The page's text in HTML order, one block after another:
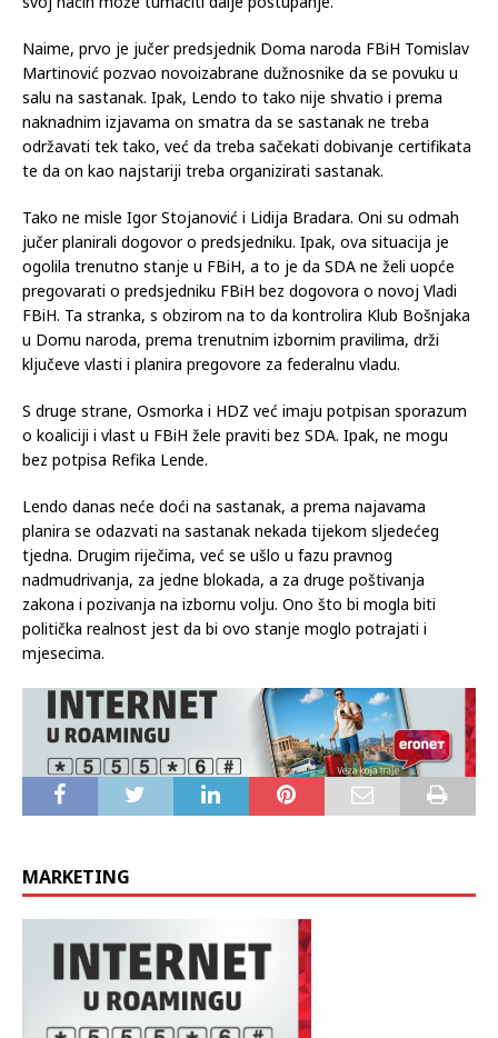
sastanak i kada ga organizira, osim što je propisano da se
troje izabranih kandidata međusobno dogovaraju tko će biti
predsjednik. To sada stvara pravnu zavrzlamu jer svatko na
svoj način može tumačiti dalje postupanje.
Naime, prvo je jučer predsjednik Doma naroda FBiH Tomislav
Martinović pozvao novoizabrane dužnosnike da se povuku u
salu na sastanak. Ipak, Lendo to tako nije shvatio i prema
naknadnim izjavama on smatra da se sastanak ne treba
održavati tek tako, već da treba sačekati dobivanje certifikata
te da on kao najstariji treba organizirati sastanak.
Tako ne misle Igor Stojanović i Lidija Bradara. Oni su odmah
jučer planirali dogovor o predsjedniku. Ipak, ova situacija je
ogolila trenutno stanje u FBiH, a to je da SDA ne želi uopće
pregovarati o predsjedniku FBiH bez dogovora o novoj Vladi
FBiH. Ta stranka, s obzirom na to da kontrolira Klub Bošnjaka
u Domu naroda, prema trenutnim izbornim pravilima, drži
ključeve vlasti i planira pregovore za federalnu vladu.
S druge strane, Osmorka i HDZ već imaju potpisan sporazum
o koaliciji i vlast u FBiH žele praviti bez SDA. Ipak, ne mogu
bez potpisa Refika Lende.
Lendo danas neće doći na sastanak, a prema najavama
planira se odazvati na sastanak nekada tijekom sljedećeg
tjedna. Drugim riječima, već se ušlo u fazu pravnog
nadmudrivanja, za jedne blokada, a za druge poštivanja
zakona i pozivanja na izbornu volju. Ono što bi mogla biti
politička realnost jest da bi ovo stanje moglo potrajati i
mjesecima.
MARKETING